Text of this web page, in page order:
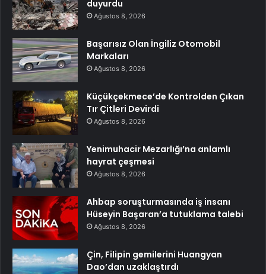
duyurdu
Ağustos 8, 2026
Başarısız Olan İngiliz Otomobil
Markaları
Ağustos 8, 2026
Küçükçekmece’de Kontrolden Çıkan
Tır Çitleri Devirdi
Ağustos 8, 2026
Yenimuhacir Mezarlığı’na anlamlı
hayrat çeşmesi
Ağustos 8, 2026
Ahbap soruşturmasında iş insanı
Hüseyin Başaran’a tutuklama talebi
Ağustos 8, 2026
Çin, Filipin gemilerini Huangyan
Dao’dan uzaklaştırdı